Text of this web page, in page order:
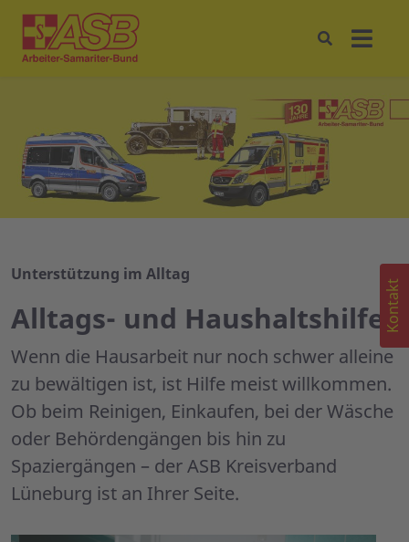
Unterstützung im Alltag
Alltags- und Haushaltshilfe
Wenn die Hausarbeit nur noch schwer alleine
zu bewältigen ist, ist Hilfe meist willkommen.
Ob beim Reinigen, Einkaufen, bei der Wäsche
oder Behördengängen bis hin zu
Spaziergängen – der ASB Kreisverband
Lüneburg ist an Ihrer Seite.
Kontakt